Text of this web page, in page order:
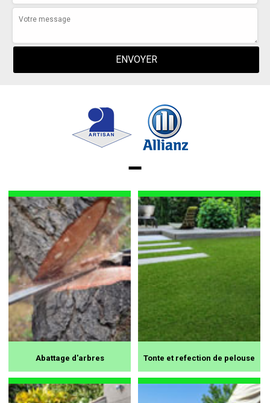
Abattage d'arbres Tonte et refection de pelouse